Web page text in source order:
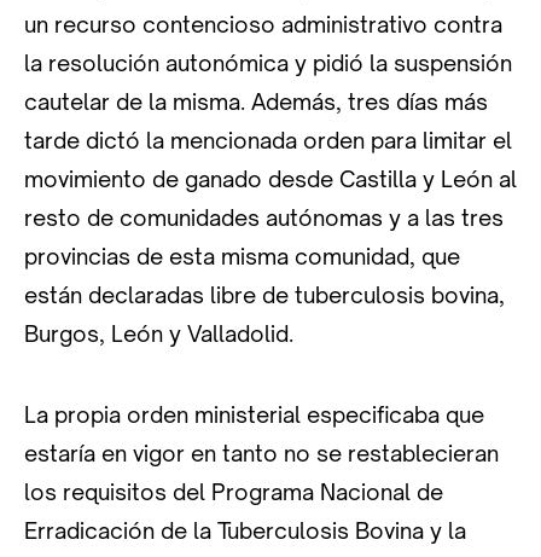
un recurso contencioso administrativo contra
la resolución autonómica y pidió la suspensión
cautelar de la misma. Además, tres días más
tarde dictó la mencionada orden para limitar el
movimiento de ganado desde Castilla y León al
resto de comunidades autónomas y a las tres
provincias de esta misma comunidad, que
están declaradas libre de tuberculosis bovina,
Burgos, León y Valladolid.
La propia orden ministerial especificaba que
estaría en vigor en tanto no se restablecieran
los requisitos del Programa Nacional de
Erradicación de la Tuberculosis Bovina y la